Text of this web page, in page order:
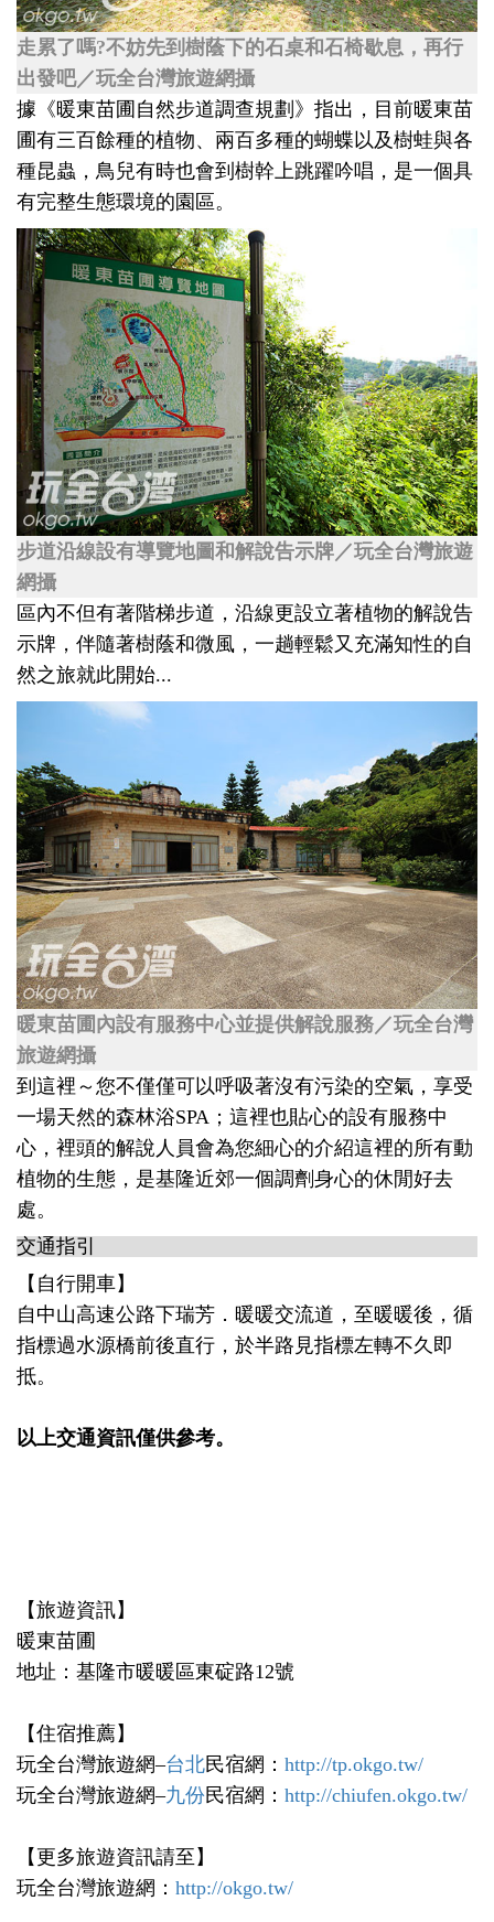
走累了嗎?不妨先到樹蔭下的石桌和石椅歇息，再行
出發吧／玩全台灣旅遊網攝
據《暖東苗圃自然步道調查規劃》指出，目前暖東苗
圃有三百餘種的植物、兩百多種的蝴蝶以及樹蛙與各
種昆蟲，鳥兒有時也會到樹幹上跳躍吟唱，是一個具
有完整生態環境的園區。
步道沿線設有導覽地圖和解說告示牌／玩全台灣旅遊
網攝
區內不但有著階梯步道，沿線更設立著植物的解說告
示牌，伴隨著樹蔭和微風，一趟輕鬆又充滿知性的自
然之旅就此開始...
暖東苗圃內設有服務中心並提供解說服務／玩全台灣
旅遊網攝
到這裡～您不僅僅可以呼吸著沒有污染的空氣，享受
一場天然的森林浴SPA；這裡也貼心的設有服務中
心，裡頭的解說人員會為您細心的介紹這裡的所有動
植物的生態，是基隆近郊一個調劑身心的休閒好去
處。
交通指引
【自行開車】
自中山高速公路下瑞芳．暖暖交流道，至暖暖後，循
指標過水源橋前後直行，於半路見指標左轉不久即
抵。
以上交通資訊僅供參考。
【旅遊資訊】
暖東苗圃
地址：基隆市暖暖區東碇路12號
【住宿推薦】
玩全台灣旅遊網–台北民宿網： http://tp.okgo.tw/
玩全台灣旅遊網–九份民宿網： http://chiufen.okgo.tw/
【更多旅遊資訊請至】
玩全台灣旅遊網： http://okgo.tw/